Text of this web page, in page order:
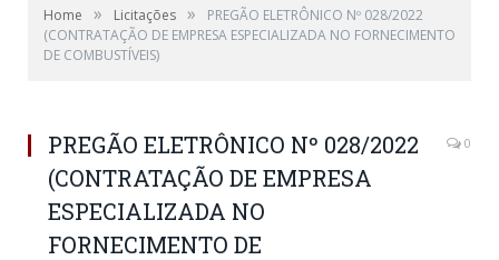
Home » Licitações »
PREGÃO ELETRÔNICO Nº 028/2022
(CONTRATAÇÃO DE EMPRESA ESPECIALIZADA NO FORNECIMENTO
DE COMBUSTÍVEIS)
PREGÃO ELETRÔNICO Nº 028/2022
(CONTRATAÇÃO DE EMPRESA
ESPECIALIZADA NO
FORNECIMENTO DE
0